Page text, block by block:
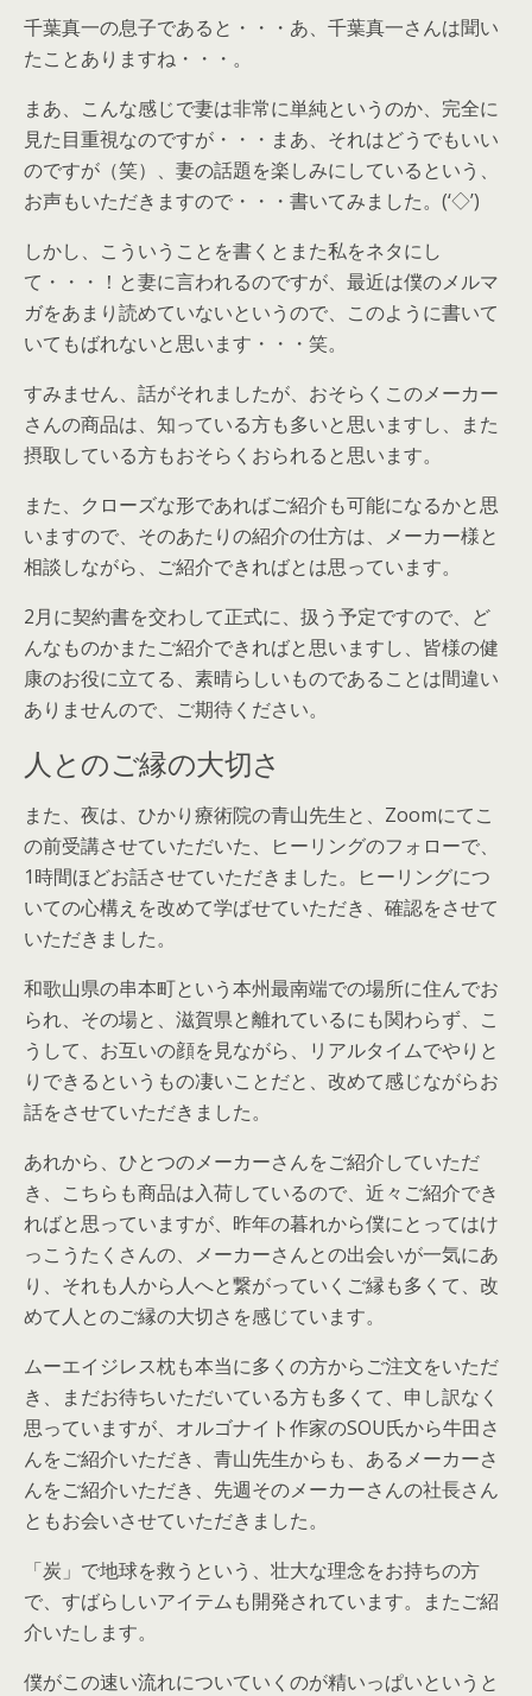
千葉真一の息子であると・・・あ、千葉真一さんは聞い
たことありますね・・・。
まあ、こんな感じで妻は非常に単純というのか、完全に
見た目重視なのですが・・・まあ、それはどうでもいい
のですが（笑）、妻の話題を楽しみにしているという、
お声もいただきますので・・・書いてみました。(‘◇’)ゞ
しかし、こういうことを書くとまた私をネタにし
て・・・！と妻に言われるのですが、最近は僕のメルマ
ガをあまり読めていないというので、このように書いて
いてもばれないと思います・・・笑。
すみません、話がそれましたが、おそらくこのメーカー
さんの商品は、知っている方も多いと思いますし、また
摂取している方もおそらくおられると思います。
また、クローズな形であればご紹介も可能になるかと思
いますので、そのあたりの紹介の仕方は、メーカー様と
相談しながら、ご紹介できればとは思っています。
2月に契約書を交わして正式に、扱う予定ですので、ど
んなものかまたご紹介できればと思いますし、皆様の健
康のお役に立てる、素晴らしいものであることは間違い
ありませんので、ご期待ください。
人とのご縁の大切さ
また、夜は、ひかり療術院の青山先生と、Zoomにてこ
の前受講させていただいた、ヒーリングのフォローで、
1時間ほどお話させていただきました。ヒーリングにつ
いての心構えを改めて学ばせていただき、確認をさせて
いただきました。
和歌山県の串本町という本州最南端での場所に住んでお
られ、その場と、滋賀県と離れているにも関わらず、こ
うして、お互いの顔を見ながら、リアルタイムでやりと
りできるというもの凄いことだと、改めて感じながらお
話をさせていただきました。
あれから、ひとつのメーカーさんをご紹介していただ
き、こちらも商品は入荷しているので、近々ご紹介でき
ればと思っていますが、昨年の暮れから僕にとってはけ
っこうたくさんの、メーカーさんとの出会いが一気にあ
り、それも人から人へと繋がっていくご縁も多くて、改
めて人とのご縁の大切さを感じています。
ムーエイジレス枕も本当に多くの方からご注文をいただ
き、まだお待ちいただいている方も多くて、申し訳なく
思っていますが、オルゴナイト作家のSOU氏から牛田さ
んをご紹介いただき、青山先生からも、あるメーカーさ
んをご紹介いただき、先週そのメーカーさんの社長さん
ともお会いさせていただきました。
「炭」で地球を救うという、壮大な理念をお持ちの方
で、すばらしいアイテムも開発されています。またご紹
介いたします。
僕がこの速い流れについていくのが精いっぱいというと